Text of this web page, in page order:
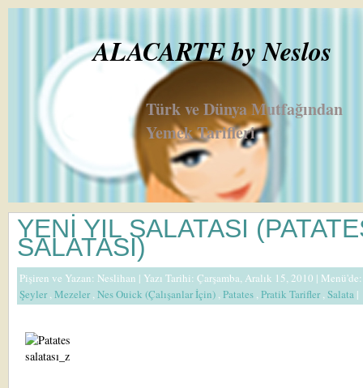
ALACARTE by Neslos
Türk ve Dünya Mutfağından
Yemek Tarifleri
YENİ YIL SALATASI
SALATASI)
Pişiren ve Yazan: Neslihan | Yazı Tarihi: Çarşamba, Aralık 15, 2010 |
Şeyler,Mezeler,Nes Ouick (Çalışanlar İçin) ,Patates ,Pratik Tarifler,Salata |